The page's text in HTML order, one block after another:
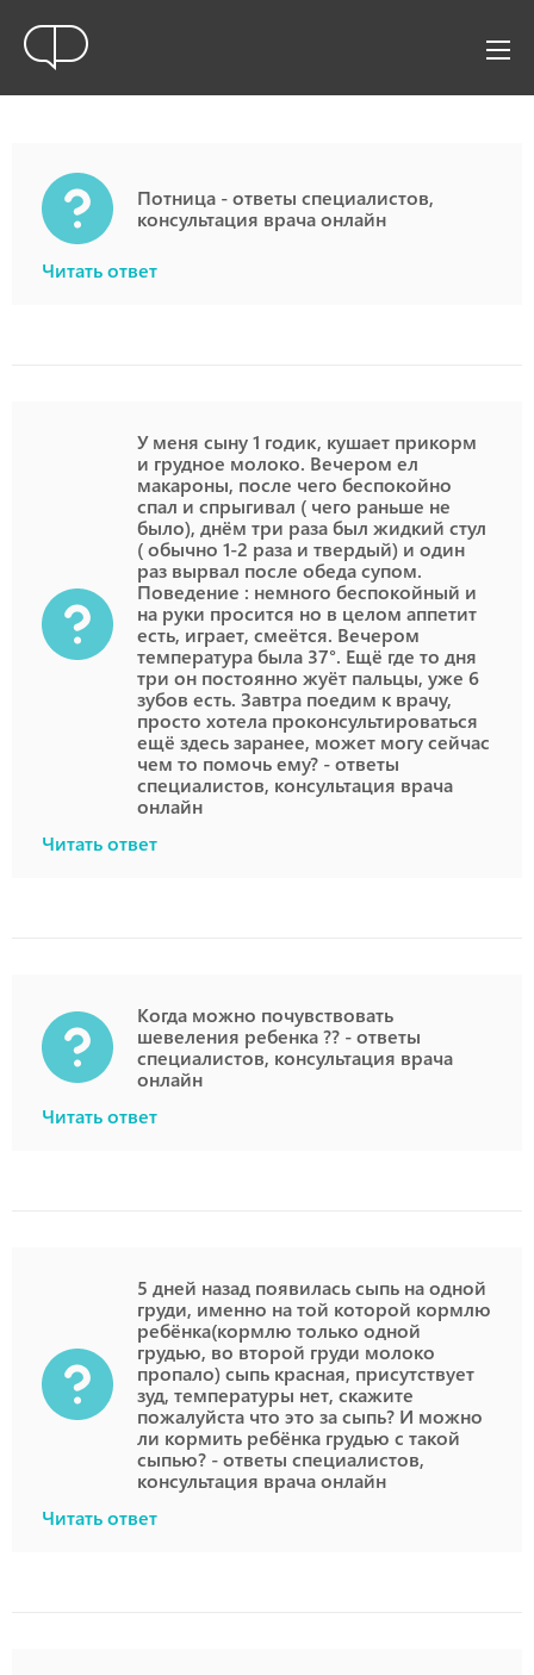
Потница - ответы специалистов,
консультация врача онлайн
Читать ответ
У меня сыну 1 годик, кушает прикорм
и грудное молоко. Вечером ел
макароны, после чего беспокойно
спал и спрыгивал ( чего раньше не
было), днём три раза был жидкий стул
( обычно 1-2 раза и твердый) и один
раз вырвал после обеда супом.
Поведение : немного беспокойный и
на руки просится но в целом аппетит
есть, играет, смеётся. Вечером
температура была 37°. Ещё где то дня
три он постоянно жуёт пальцы, уже 6
зубов есть. Завтра поедим к врачу,
просто хотела проконсультироваться
ещё здесь заранее, может могу сейчас
чем то помочь ему? - ответы
специалистов, консультация врача
онлайн
Читать ответ
Когда можно почувствовать
шевеления ребенка ?? - ответы
специалистов, консультация врача
онлайн
Читать ответ
5 дней назад появилась сыпь на одной
груди, именно на той которой кормлю
ребёнка(кормлю только одной
грудью, во второй груди молоко
пропало) сыпь красная, присутствует
зуд, температуры нет, скажите
пожалуйста что это за сыпь? И можно
ли кормить ребёнка грудью с такой
сыпью? - ответы специалистов,
консультация врача онлайн
Читать ответ